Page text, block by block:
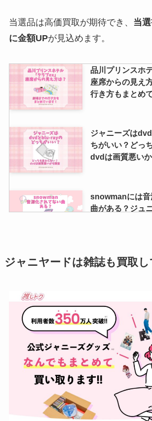
sixtonesを年齢
公開のメンバー
当選品は高価買取が期待でき、 当
に金額UPが見込めます。
品川プリンスホ
座席からの見え
行き方もまとめ
ジャニーズは
ちがいい？どっ
dvdは画質悪い
snowmanには音
曲がある？ジュ
ジャニーズグッ
なにわ男子に結
る？西畑大吾や
相手に求める条
美少年のメンカ
は？メンバーカ
紫・青・赤は誰
ジャニヤードは雑誌も買取し